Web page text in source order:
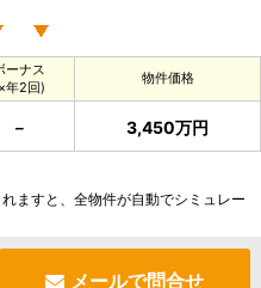
ーナス
年2回)
物件価格
－ 3,450万円
ますと、全物件が自動でシミュレー
メールで問合せ